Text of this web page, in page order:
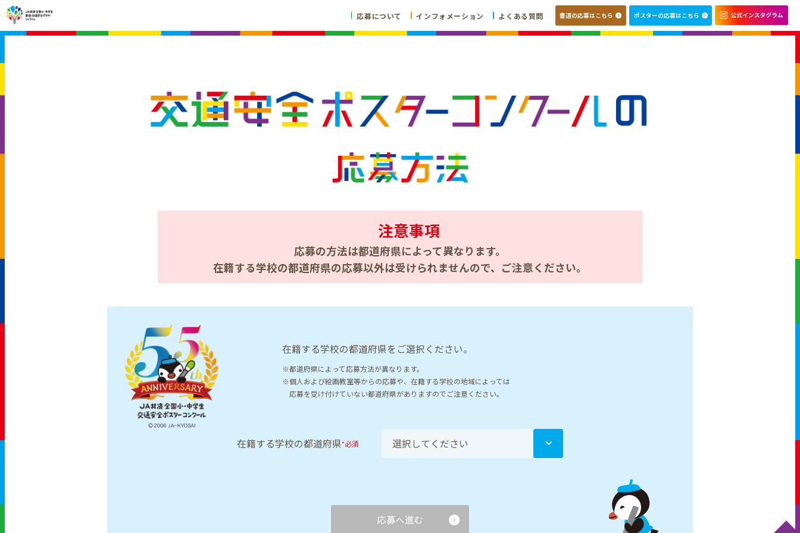
応募について インフォメーション よくある質問 書道の応募はこちら ポスターの応募はこちら
注意事項
応募の方法は都道府県によって異なります。
在籍する学校の都道府県の応募以外は受けられませんので、 ご注意ください。
在籍する学校の都道府県をご選択ください。
※都道府県によって応募方法が異なります。
※個人および絵画教室等からの応募や、在籍する学校の地域によっては
応募を受け付けていない都道府県がありますのでご注意ください。
在籍する学校の都道府県*必須
応募へ進む